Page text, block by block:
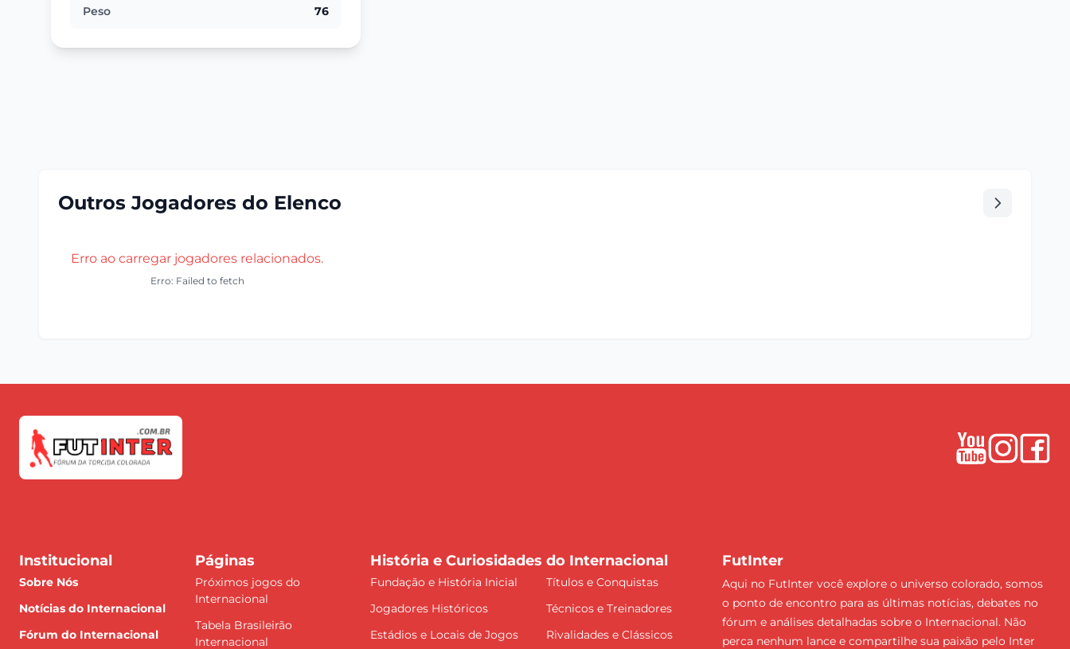
Peso 76
Outros Jogadores do Elenco
Erro ao carregar jogadores relacionados.
Erro: Failed to fetch
Institucional
Sobre Nós
Notícias do Internacional
Fórum do Internacional
Páginas
Próximos jogos do
Internacional
Tabela Brasileirão
Internacional
História e Curiosidades do Internacional
Fundação e História Inicial
Títulos e Conquistas
Jogadores Históricos
Técnicos e Treinadores
Estádios e Locais de Jogos
Rivalidades e Clássicos
FutInter
Aqui no FutInter você explore o universo colorado, somos
o ponto de encontro para as últimas notícias, debates no
fórum e análises detalhadas sobre o Internacional. Não
perca nenhum lance e compartilhe sua paixão pelo Inter